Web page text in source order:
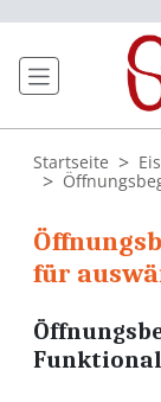
Startseite
für